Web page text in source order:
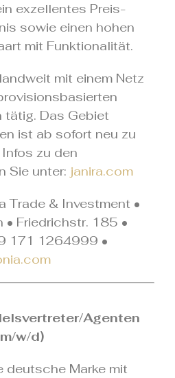
exzellentes Preis-
sowie einen hohen
mit Funktionalität.
mit einem Netz
tätig. Das Gebiet
ist ab sofort neu zu
zu den
Sie unter: janira.com
Trade & Investment •
• Friedrichstr. 185 •
171 1264999 •
Agenten
w/d)
deutsche Marke mit